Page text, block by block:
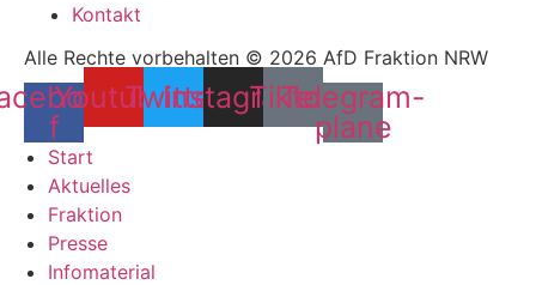
Kontakt
Alle Rechte vorbehalten © 2026 AfD Fraktion NRW
f
YoutubeTwitter
Instagram
Tiktok
Telegram-
plane
Start
Aktuelles
Fraktion
Presse
Infomaterial